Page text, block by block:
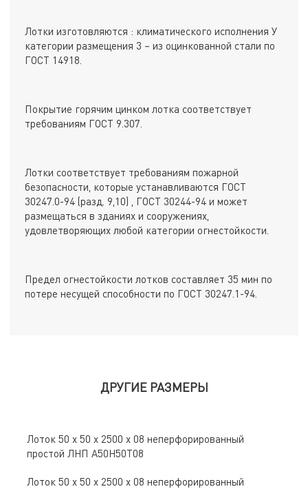
Лотки изготовляются : климатического исполнения У
категории размещения 3 – из оцинкованной стали по
ГОСТ 14918.
Покрытие горячим цинком лотка соответствует
требованиям ГОСТ 9.307.
Лотки соответствует требованиям пожарной
безопасности, которые устанавливаются ГОСТ
30247.0-94 (разд. 9,10) , ГОСТ 30244-94 и может
размещаться в зданиях и сооружениях,
удовлетворяющих любой категории огнестойкости.
Предел огнестойкости лотков составляет 35 мин по
потере несущей способности по ГОСТ 30247.1-94.
ДРУГИЕ РАЗМЕРЫ
Лоток 50 х 50 х 2500 х 08 неперфорированный
простой ЛНП A50Н50Т08
Лоток 50 х 50 х 2500 х 08 неперфорированный